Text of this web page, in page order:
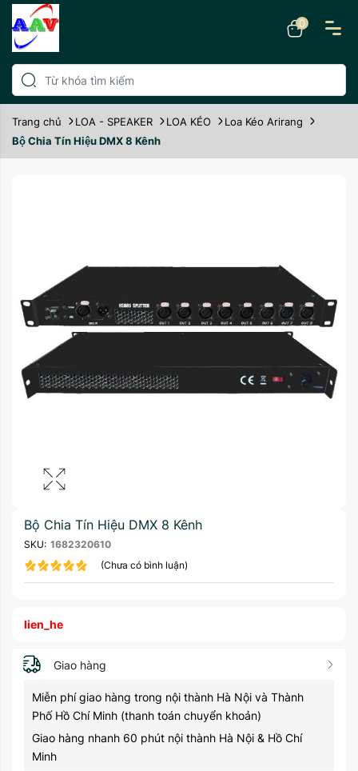
0
Trang chủ LOA - SPEAKER LOA KÉO
Loa Kéo Arirang
Bộ Chia Tín Hiệu DMX 8 Kênh
Bộ Chia Tín Hiệu DMX 8 Kênh
SKU: 1682320610
(Chưa có bình luận)
lien_he
Giao hàng
Miễn phí giao hàng trong nội thành Hà Nội và Thành
Phố Hồ Chí Minh (thanh toán chuyển khoản)
Giao hàng nhanh 60 phút nội thành Hà Nội & Hồ Chí
Minh